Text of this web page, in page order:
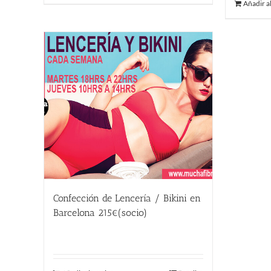
Añadir
Confección de Lencería / Bikini en
Barcelona 215€(socio)